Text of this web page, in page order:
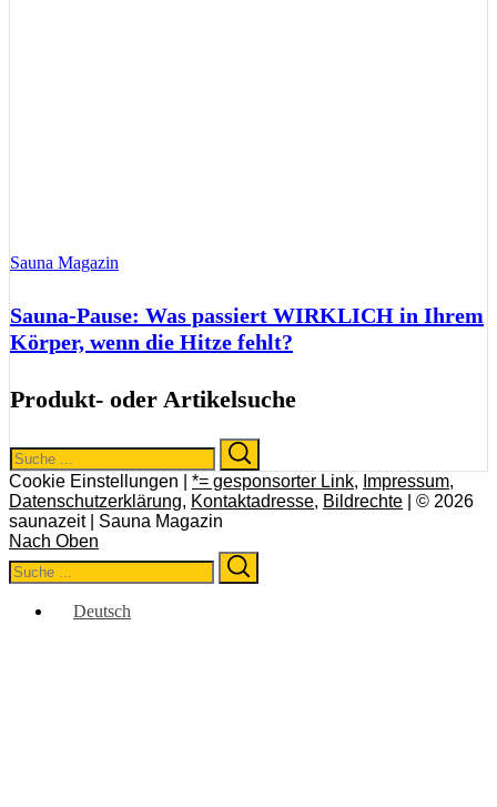
Sauna Magazin
Sauna-Pause: Was passiert WIRKLICH in Ihrem
Körper, wenn die Hitze fehlt?
Produkt- oder Artikelsuche
Search
for:
Cookie Einstellungen | *= gesponsorter Link, Impressum,
Datenschutzerklärung, Kontaktadresse, Bildrechte | © 2026
saunazeit | Sauna Magazin
Nach Oben
Search
for:
Deutsch